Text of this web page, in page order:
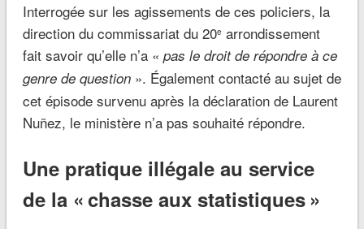
Interrogée sur les agissements de ces policiers, la
direction du commissariat du 20e arrondissement
fait savoir qu’elle n’a « pas le droit de répondre à ce
genre de question». Également contacté au sujet de
cet épisode survenu après la déclaration de Laurent
Nuñez, le ministère n’a pas souhaité répondre.
Une pratique illégale au service
de la « chasse aux statistiques »